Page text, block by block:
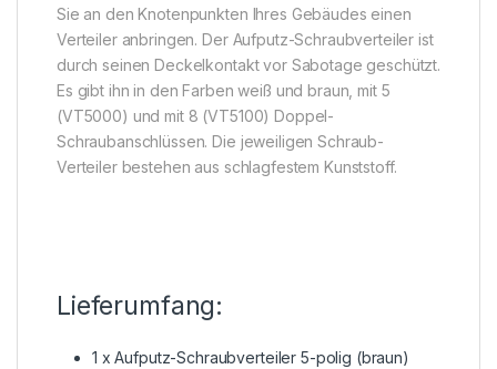
Sie an den Knotenpunkten Ihres Gebäudes einen
Verteiler anbringen. Der Aufputz-Schraubverteiler ist
durch seinen Deckelkontakt vor Sabotage geschützt.
Es gibt ihn in den Farben weiß und braun, mit 5
(VT5000) und mit 8 (VT5100) Doppel-
Schraubanschlüssen. Die jeweiligen Schraub-
Verteiler bestehen aus schlagfestem Kunststoff.
Lieferumfang:
1 x Aufputz-Schraubverteiler 5-polig (braun)